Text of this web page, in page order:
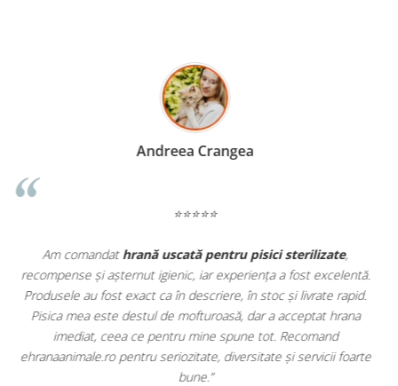
Madalina Stancea
⭐⭐⭐⭐⭐
Apreciez foarte mult faptul că peehranaanimale.rogăsesc nu
doar hrană, ci și produse dinfarmacia veterinară:
antiparazitare, suplimente și soluții de îngrijire. Este foarte
comod să pot comanda tot ce am nevoie pentru animalul meu
dintr-un singur loc. Livrarea a fost rapidă, iar produsele au fost
originale și în termen. Magazin serios, bine organizat și foarte util
pentru orice stăpân de animale.